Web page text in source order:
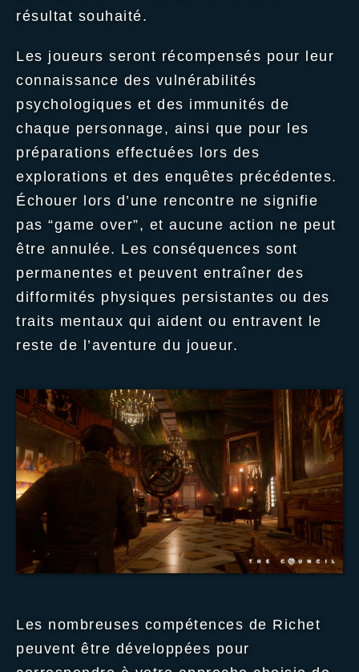
résultat souhaité.
Les joueurs seront récompensés pour leur
connaissance des vulnérabilités
psychologiques et des immunités de
chaque personnage, ainsi que pour les
préparations effectuées lors des
explorations et des enquêtes précédentes.
Échouer lors d’une rencontre ne signifie
pas “game over”, et aucune action ne peut
être annulée. Les conséquences sont
permanentes et peuvent entraîner des
difformités physiques persistantes ou des
traits mentaux qui aident ou entravent le
reste de l’aventure du joueur.
Les nombreuses compétences de Richet
peuvent être développées pour